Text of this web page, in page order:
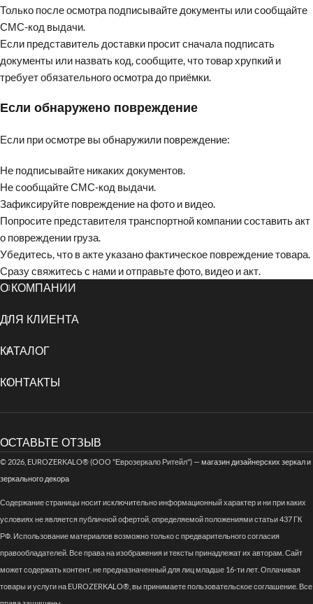
Только после осмотра подписывайте документы или сообщайте
СМС-код выдачи.
Если представитель доставки просит сначала подписать
документы или назвать код, сообщите, что товар хрупкий и
требует обязательного осмотра до приёмки.
Если обнаружено повреждение
Если при осмотре вы обнаружили повреждение:
Не подписывайте никаких документов.
Не сообщайте СМС-код выдачи.
Зафиксируйте повреждение на фото и видео.
Попросите представителя транспортной компании составить акт
о повреждении груза.
Убедитесь, что в акте указано фактическое повреждение товара.
Сразу свяжитесь с нами и отправьте фото, видео и акт.
О КОМПАНИИ
ДЛЯ КЛИЕНТА
КАТАЛОГ
КОНТАКТЫ
ОСТАВЬТЕ ОТЗЫВ
© 2026, EUROZERKALO® (ООО "Еврозеркало Ритейл") —магазин дизайнерских зеркал и
зеркального декора
Содержание страницы носит исключительно информационный характер и ни при каких
условиях не является публичной офертой, определяемой положениями статьи 437 ГК
РФ. Использование материалов возможно только с предварительного согласия
правообладателей. Все права на изображения и тексты принадлежат их авторам. Сайт
может содержать контент, не предназначенный для лиц младше 16-ти лет. Оплачивая
товары и услуги на EUROZERKALO®, вы принимаете пользовательское соглашение. Все